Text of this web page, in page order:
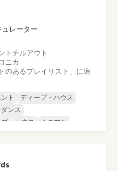
レーター
ト チルアウト
ニカ
のあるプレイリスト」に追
ト
ディープ・ハウス
ンス
・ハウス
ミニマル